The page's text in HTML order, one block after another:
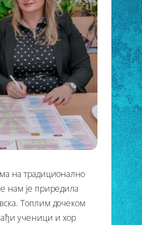
на традиционално
нам је приредила
Топлим дочеком
ученици и хор